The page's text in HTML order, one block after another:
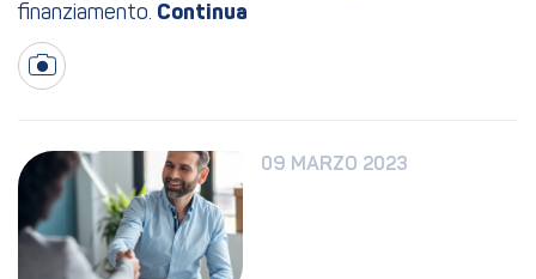
finanziamento.
09 MARZO 2023